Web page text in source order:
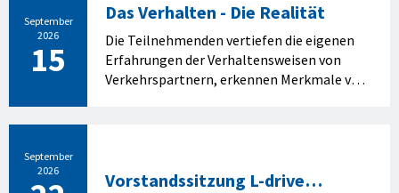
situativ an
September
2026
15
Das Verhalten - Die Realität
Die Teilnehmenden vertiefen die eigenen
Erfahrungen der Verhaltensweisen von
Verkehrspartnern, erkennen Merkmale von
praktischen Fahrunterricht, mit welchen
September
2026
Vorstandssitzung L-drive